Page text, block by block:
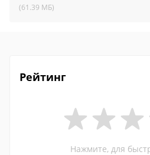
(61.39 МБ)
Рейтинг
Нажмите, для